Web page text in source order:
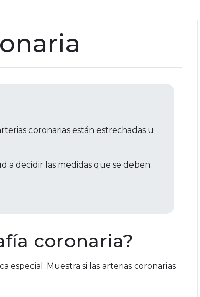
coronarias están estrechadas u
a decidir las medidas que se deben
coronaria?
especial. Muestra si las arterias coronarias